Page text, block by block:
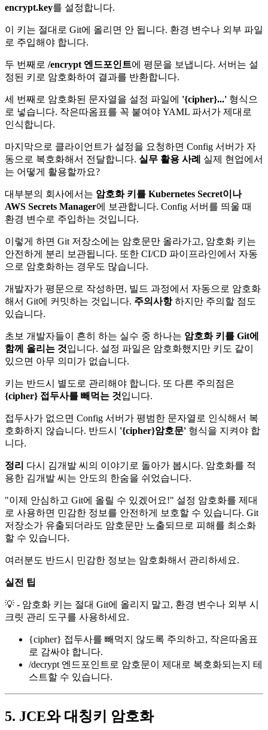
encrypt.key를 설정합니다.
이 키는 절대로 Git에 올리면 안 됩니다. 환경 변수나 외부 파일
로 주입해야 합니다.
두 번째로 /encrypt 엔드포인트에 평문을 보냅니다. 서버는 설
정된 키로 암호화하여 결과를 반환합니다.
세 번째로 암호화된 문자열을 설정 파일에 '{cipher}...' 형식으
로 넣습니다. 작은따옴표를 꼭 붙여야 YAML 파서가 제대로
인식합니다.
마지막으로 클라이언트가 설정을 요청하면 Config 서버가 자
동으로 복호화해서 전달합니다. 실무 활용 사례
실제 현업에서
는 어떻게 활용할까요?
대부분의 회사에서는 암호화 키를 Kubernetes Secret이나
AWS Secrets Manager에 보관합니다. Config 서버를 띄울 때
환경 변수로 주입하는 것입니다.
이렇게 하면 Git 저장소에는 암호문만 올라가고, 암호화 키는
안전하게 분리 보관됩니다. 또한 CI/CD 파이프라인에서 자동
으로 암호화하는 경우도 많습니다.
개발자가 평문으로 작성하면, 빌드 과정에서 자동으로 암호화
해서 Git에 커밋하는 것입니다. 주의사항하지만 주의할 점도
있습니다.
초보 개발자들이 흔히 하는 실수 중 하나는 암호화 키를 Git에
함께 올리는 것입니다. 설정 파일은 암호화했지만 키도 같이
있으면 아무 의미가 없습니다.
키는 반드시 별도로 관리해야 합니다. 또 다른 주의점은
{cipher} 접두사를 빼먹는 것입니다.
접두사가 없으면 Config 서버가 평범한 문자열로 인식해서 복
호화하지 않습니다. 반드시 '{cipher}암호문' 형식을 지켜야 합
니다.
정리 다시 김개발 씨의 이야기로 돌아가 봅시다. 암호화를 적
용한 김개발 씨는 안도의 한숨을 쉬었습니다.
"이제 안심하고 Git에 올릴 수 있겠어요!" 설정 암호화를 제대
로 사용하면 민감한 정보를 안전하게 보호할 수 있습니다. Git
저장소가 유출되더라도 암호문만 노출되므로 피해를 최소화
할 수 있습니다.
여러분도 반드시 민감한 정보는 암호화해서 관리하세요.
실전 팁
💡 - 암호화 키는 절대 Git에 올리지 말고, 환경 변수나 외부 시
크릿 관리 도구를 사용하세요.
{cipher} 접두사를 빼먹지 않도록 주의하고, 작은따옴표
로 감싸야 합니다.
/decrypt 엔드포인트로 암호문이 제대로 복호화되는지 테
스트할 수 있습니다.
5. JCE와 대칭키 암호화